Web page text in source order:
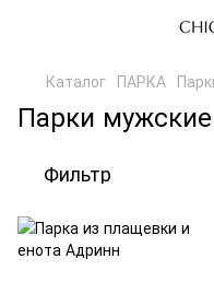
Каталог ПАРКА
Парки мужские
Фильтр